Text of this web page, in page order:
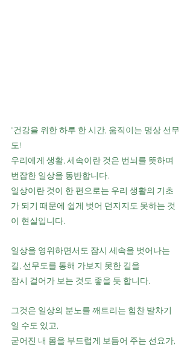
"건강을 위한 하루 한 시간, 움직이는 명상 선무
도! ​
우리에게 생활, 세속이란 것은 번뇌를 뜻하며
번잡한 일상을 동반합니다.
일상이란 것이 한 편으로는 우리 생활의 기초
가 되기 때문에 쉽게 벗어 던지지도 못하는 것
이 현실입니다.
일상을 영위하면서도 잠시 세속을 벗어나는
길, 선무도를 통해 가보지 못한 길을
잠시 걸어가 보는 것도 좋을 듯 합니다.
그것은 일상의 분노를 깨트리는 힘찬 발차기
일 수도 있고,
굳어진 내 몸을 부드럽게 보듬어 주는 선요가,